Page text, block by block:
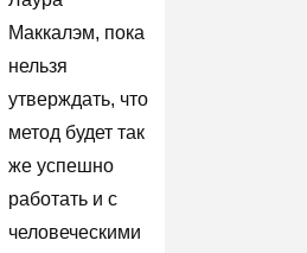
Маккалэм, пока
нельзя
утверждать, что
метод будет так
же успешно
работать и с
человеческими